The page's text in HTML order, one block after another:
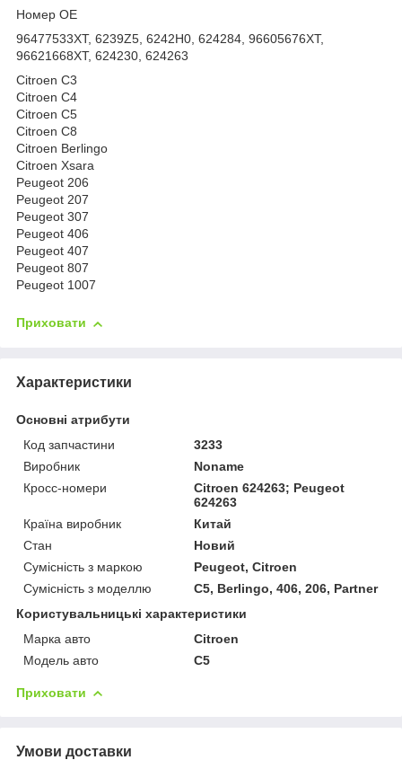
Номер OE
96477533XT, 6239Z5, 6242H0, 624284, 96605676XT,
96621668XT, 624230, 624263
Citroen C3
Citroen C4
Citroen C5
Citroen C8
Citroen Berlingo
Citroen Xsara
Peugeot 206
Peugeot 207
Peugeot 307
Peugeot 406
Peugeot 407
Peugeot 807
Peugeot 1007
Приховати
Характеристики
Основні атрибути
Код запчастини
3233
Виробник
Noname
Кросс-номери
Citroen 624263; Peugeot
624263
Країна виробник
Китай
Стан
Новий
Сумісність з маркою
Peugeot, Citroen
Сумісність з моделлю
C5, Berlingo, 406, 206, Partner
Користувальницькі характеристики
Марка авто
Citroen
Модель авто
C5
Приховати
Умови доставки